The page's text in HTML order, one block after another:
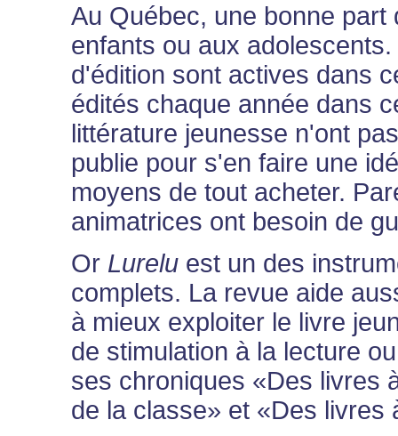
Au Québec, une bonne
enfants ou aux
d'édition sont actives dans
édités chaque année dans
littérature jeunesse n'ont
publie pour s'en faire une
moyens de tout acheter.
animatrices ont besoin de
Or Lurelu est un des
complets. La revue aide
à mieux exploiter le livre
de stimulation à la lecture
ses chroniques «Des livres
de la classe» et «Des livres